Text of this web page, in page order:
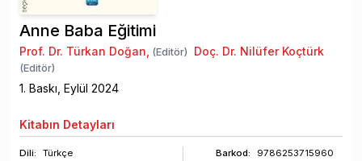
Anne Baba Eğitimi
Prof. Dr. Türkan Doğan, (Editör) Doç. Dr. Nilüfer Koçtürk
(Editör)
1. Baskı, Eylül 2024
Kitabın Detayları
Dili:
Türkçe
Barkod:
9786253715960